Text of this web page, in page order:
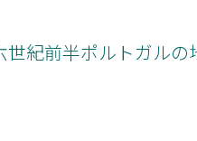
紀前半ポルトガルの